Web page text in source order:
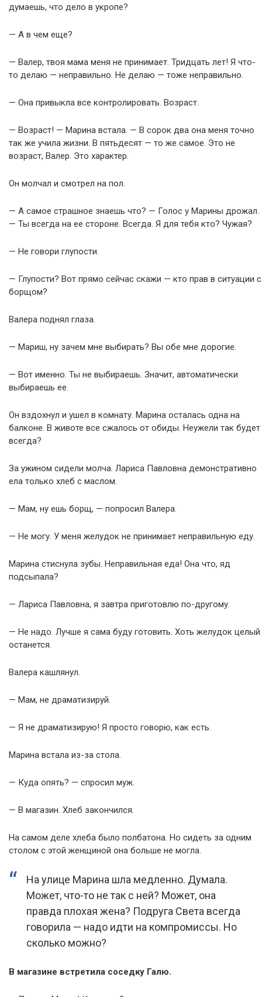
думаешь, что дело в укропе?
— А в чем еще?
— Валер, твоя мама меня не принимает. Тридцать лет! Я что-
то делаю — неправильно. Не делаю — тоже неправильно.
— Она привыкла все контролировать. Возраст.
— Возраст! — Марина встала. — В сорок два она меня точно
так же учила жизни. В пятьдесят — то же самое. Это не
возраст, Валер. Это характер.
Он молчал и смотрел на пол.
— А самое страшное знаешь что? — Голос у Марины дрожал.
— Ты всегда на ее стороне. Всегда. Я для тебя кто? Чужая?
— Не говори глупости.
— Глупости? Вот прямо сейчас скажи — кто прав в ситуации с
борщом?
Валера поднял глаза.
— Мариш, ну зачем мне выбирать? Вы обе мне дорогие.
— Вот именно. Ты не выбираешь. Значит, автоматически
выбираешь ее.
Он вздохнул и ушел в комнату. Марина осталась одна на
балконе. В животе все сжалось от обиды. Неужели так будет
всегда?
За ужином сидели молча. Лариса Павловна демонстративно
ела только хлеб с маслом.
— Мам, ну ешь борщ, — попросил Валера.
— Не могу. У меня желудок не принимает неправильную еду.
Марина стиснула зубы. Неправильная еда! Она что, яд
подсыпала?
— Лариса Павловна, я завтра приготовлю по-другому.
— Не надо. Лучше я сама буду готовить. Хоть желудок целый
останется.
Валера кашлянул.
— Мам, не драматизируй.
— Я не драматизирую! Я просто говорю, как есть.
Марина встала из-за стола.
— Куда опять? — спросил муж.
— В магазин. Хлеб закончился.
На самом деле хлеба было полбатона. Но сидеть за одним
столом с этой женщиной она больше не могла.
На улице Марина шла медленно. Думала.
Может, что-то не так с ней? Может, она
правда плохая жена? Подруга Света всегда
говорила — надо идти на компромиссы. Но
сколько можно?
В магазине встретила соседку Галю.